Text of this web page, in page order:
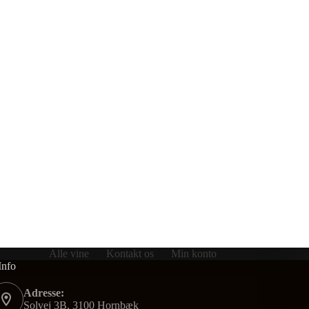
Alle vine Kontakt os
Min konto
Adresse:
Solvej 3B, 3100 Hornbæk